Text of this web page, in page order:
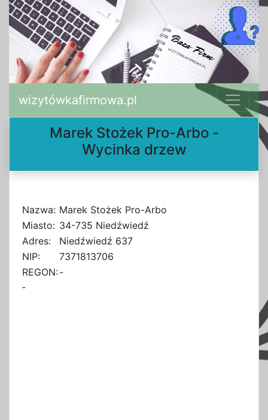
wizytówkafirmowa.pl
Marek Stożek Pro-Arbo -
Wycinka drzew
Nazwa: Marek Stożek Pro-Arbo
Miasto: 34-735 Niedźwiedź
Adres:
Niedźwiedź 637
NIP:
7371813706
REGON:-
-